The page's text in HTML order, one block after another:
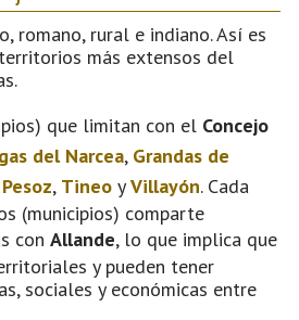
romano, rural e indiano. Así es
más extensos del
que limitan con el Concejo
del Narcea, Grandas de
Pesoz, Tineo yVillayón. Cada
(municipios) comparte
con Allande, lo que implica que
y pueden tener
sociales y económicas entre